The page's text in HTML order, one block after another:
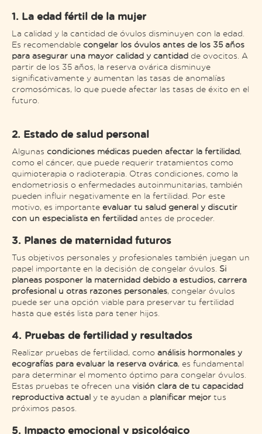
1. La edad fértil de la mujer
La calidad y la cantidad de óvulos disminuyen con la edad.
Es recomendable congelar los óvulos antes de los 35 años
para asegurar una mayor calidad y cantidad de ovocitos. A
partir de los 35 años, la reserva ovárica disminuye
significativamente y aumentan las tasas de anomalías
cromosómicas, lo que puede afectar las tasas de éxito en el
futuro​.
2. Estado de salud personal
Algunas condiciones médicas pueden afectar la fertilidad,
como el cáncer, que puede requerir tratamientos como
quimioterapia o radioterapia. Otras condiciones, como la
endometriosis o enfermedades autoinmunitarias, también
pueden influir negativamente en la fertilidad. Por este
motivo, es importante evaluar tu salud general y discutir
con un especialista en fertilidad antes de proceder​.
3. Planes de maternidad futuros
Tus objetivos personales y profesionales también juegan un
papel importante en la decisión de congelar óvulos. Si
planeas posponer la maternidad debido a estudios, carrera
profesional u otras razones personales, congelar óvulos
puede ser una opción viable para preservar tu fertilidad
hasta que estés lista para tener hijos.
4. Pruebas de fertilidad y resultados
Realizar pruebas de fertilidad, como análisis hormonales y
ecografías para evaluar la reserva ovárica, es fundamental
para determinar el momento óptimo para congelar óvulos.
Estas pruebas te ofrecen una visión clara de tu capacidad
reproductiva actual y te ayudan a planificar mejor ​ tus
próximos pasos.
5. Impacto emocional y psicológico